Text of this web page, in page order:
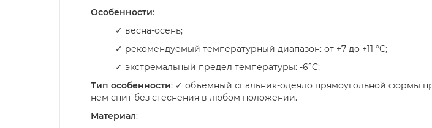
Особенности:
✓ весна-осень;
✓ рекомендуемый температурный диапазон: от +7 до +11 °C;
✓ экстремальный предел температуры: -6°C;
Тип особенности: ✓ объемный спальник-одеяло прямоугольной формы
нем спит без стеснения в любом положении.
Материал: